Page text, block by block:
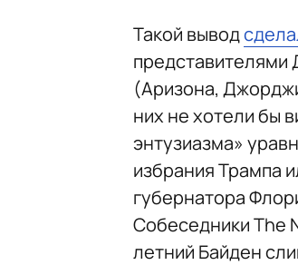
Такой вывод
представителями
(Аризона,
них не хотели бы
энтузиазма»
избрания Трампа
губернатора
Собеседники The
летний Байден